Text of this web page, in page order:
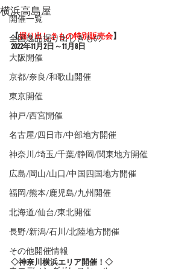
開催一覧
全国逸品掘り出しきもの
大阪開催
京都/奈良/和歌山開催
東京開催
神戸/西宮開催
名古屋/四日市/中部地方開催
神奈川/埼玉/千葉/静岡/関東地方開催
広島/岡山/山口/中国四国地方開催
福岡/熊本/鹿児島/九州開催
北海道/仙台/東北開催
長野/新潟/石川/北陸地方開催
その他開催情報
横浜高島屋
【掘り出しきもの特別販売会】
2022年11月2日～11月8日
◇神奈川横浜エリア開催！◇